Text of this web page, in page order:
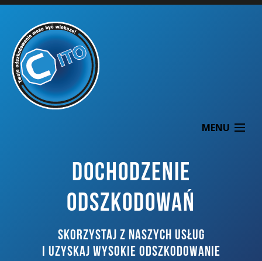
MENU
DOCHODZENIE ODSZKODOWAŃ
DOCHODZENIE
ODSZKODOWAŃ
SKORZYSTAJ Z NASZYCH USŁUG
I UZYSKAJ WYSOKIE ODSZKODOWANIE